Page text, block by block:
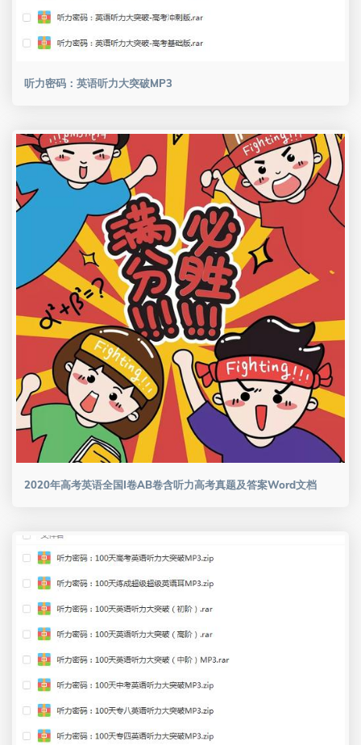
听力密码：英语听力大突破MP3
2020年高考英语全国I卷AB卷含听力高考真题及答案Word文档